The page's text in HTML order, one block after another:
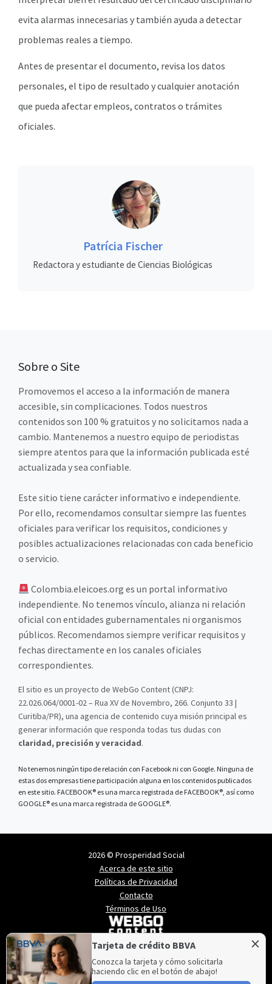
evita alarmas innecesarias y también ayuda a detectar
problemas reales a tiempo.
Antes de presentar el documento, revisa los datos
personales, el tipo de resultado y cualquier anotación
que pueda afectar empleos, contratos o trámites
oficiales.
Tarjeta de crédito BBVA
Conozca la tarjeta y cómo solicitarla
haciendo clic en el botón de abajo!
×
Patrícia Fischer
Redactora y estudiante de Ciencias Biológicas
Sobre o Site
Promovemos el acceso a la información de manera
accesible, sin complicaciones. Todos nuestros
contenidos son 100 % gratuitos y no solicitamos nada a
cambio. Mantenemos a nuestro equipo de periodistas
siempre atentos para que la información publicada esté
actualizada y sea confiable.
Este sitio tiene carácter informativo e independiente.
Por ello, recomendamos consultar siempre las fuentes
oficiales para verificar los requisitos, condiciones y
posibles actualizaciones relacionadas con cada beneficio
o servicio.
Colombia.eleicoes.org es un portal informativo
independiente. No tenemos vínculo, alianza ni relación
oficial con entidades gubernamentales ni organismos
públicos. Recomendamos siempre verificar requisitos y
fechas directamente en los canales oficiales
correspondientes.
El sitio es un proyecto de WebGo Content (CNPJ:
22.026.064/0001-02 – Rua XV de Novembro, 266. Conjunto 33 |
Curitiba/PR), una agencia de contenido cuya misión principal es
generar información que responda todas tus dudas con
claridad, precisión y veracidad.
No tenemos ningún tipo de relación con Facebook ni con Google. Ninguna de
estas dos empresas tiene participación alguna en los contenidos publicados
en este sitio. FACEBOOK® es una marca registrada de FACEBOOK®, así como
GOOGLE® es una marca registrada de GOOGLE®.
2026 © Prosperidad Social
Acerca de este sitio
Políticas de Privacidad
Contacto
Términos de Uso